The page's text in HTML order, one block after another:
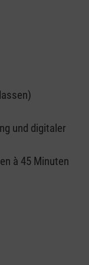
und digitaler
à 45 Minuten